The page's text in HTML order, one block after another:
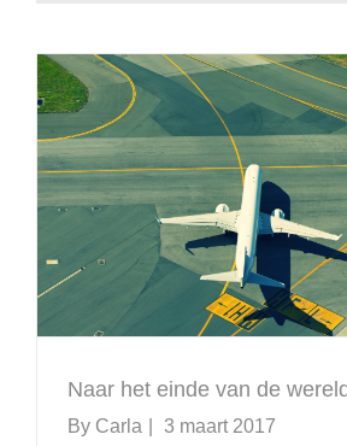
Naar het einde van de
By Carla 3 maart 2017